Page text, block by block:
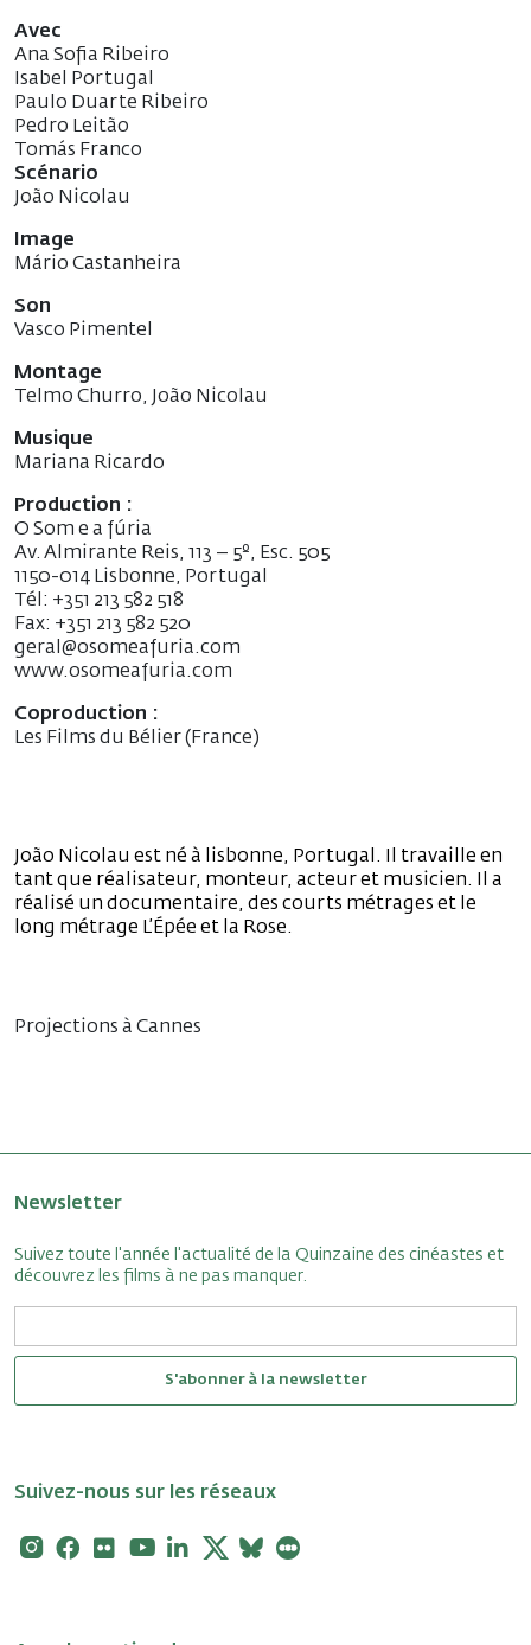
Avec
Ana Sofia Ribeiro
Isabel Portugal
Paulo Duarte Ribeiro
Pedro Leitão
Tomás Franco
Scénario
João Nicolau
Image
Mário Castanheira
Son
Vasco Pimentel
Montage
Telmo Churro, João Nicolau
Musique
Mariana Ricardo
Production :
O Som e a fúria
Av. Almirante Reis, 113 – 5º, Esc. 505
1150-014 Lisbonne, Portugal
Tél: +351 213 582 518
Fax: +351 213 582 520
geral@osomeafuria.com
www.osomeafuria.com
Coproduction :
Les Films du Bélier (France)
João Nicolau est né à lisbonne, Portugal. Il travaille en
tant que réalisateur, monteur, acteur et musicien. Il a
réalisé un documentaire, des courts métrages et le
long métrage L’Épée et la Rose.
Projections à Cannes
Newsletter
Suivez toute l'année l'actualité de la Quinzaine des cinéastes et
découvrez les films à ne pas manquer.
S'abonner à la newsletter
Suivez-nous sur les réseaux
Instagram
Facebook
FlickrYoutubeLinkedin
X Bluesky